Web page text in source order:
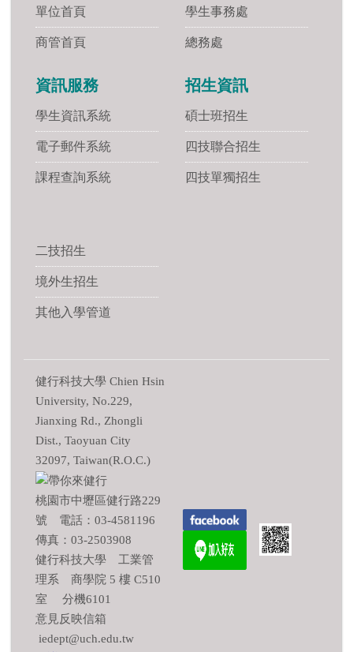
單位首頁
商管首頁
學生事務處
總務處
資訊服務
學生資訊系統
電子郵件系統
課程查詢系統
招生資訊
碩士班招生
四技聯合招生
四技單獨招生
二技招生
境外生招生
其他入學管道
健行科技大學 Chien Hsin
University, No.229,
Jianxing Rd., Zhongli
Dist., Taoyuan City
32097, Taiwan(R.O.C.)
桃園市中壢區健行路229
號 電話：03-4581196
傳真：03-2503908
健行科技大學 工業管
理系 商學院 5 樓 C510
室 分機6101
意見反映信箱
iedept@uch.edu.tw